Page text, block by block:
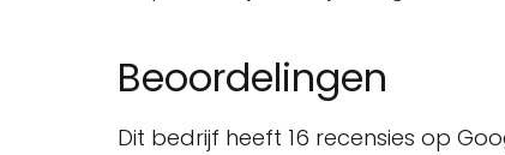
Beoordelingen
Dit bedrijf heeft 16 recensies op